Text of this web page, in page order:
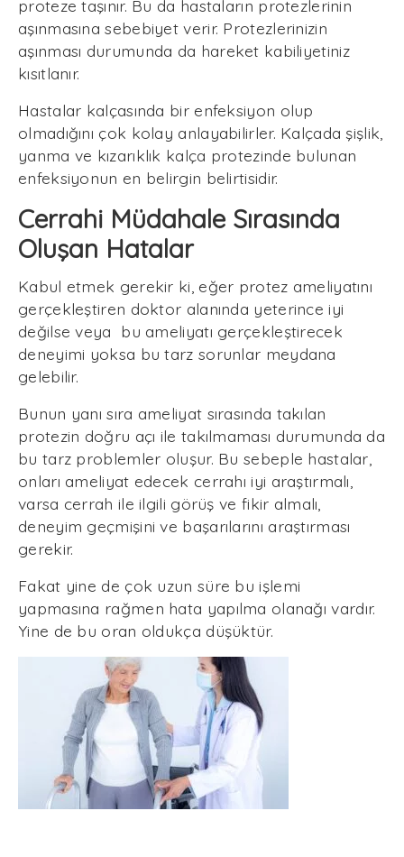
proteze taşınır. Bu da hastaların protezlerinin
aşınmasına sebebiyet verir. Protezlerinizin
aşınması durumunda da hareket kabiliyetiniz
kısıtlanır.
Hastalar kalçasında bir enfeksiyon olup
olmadığını çok kolay anlayabilirler. Kalçada şişlik,
yanma ve kızarıklık kalça protezinde bulunan
enfeksiyonun en belirgin belirtisidir.
Cerrahi Müdahale Sırasında
Oluşan Hatalar
Kabul etmek gerekir ki, eğer protez ameliyatını
gerçekleştiren doktor alanında yeterince iyi
değilse veya bu ameliyatı gerçekleştirecek
deneyimi yoksa bu tarz sorunlar meydana
gelebilir.
Bunun yanı sıra ameliyat sırasında takılan
protezin doğru açı ile takılmaması durumunda da
bu tarz problemler oluşur. Bu sebeple hastalar,
onları ameliyat edecek cerrahı iyi araştırmalı,
varsa cerrah ile ilgili görüş ve fikir almalı,
deneyim geçmişini ve başarılarını araştırması
gerekir.
Fakat yine de çok uzun süre bu işlemi
yapmasına rağmen hata yapılma olanağı vardır.
Yine de bu oran oldukça düşüktür.